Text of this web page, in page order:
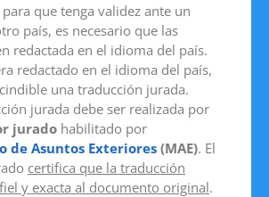
que tenga validez ante un
país, es necesario que las
redactada en el idioma del país.
redactado en el idioma del país,
una traducción jurada.
jurada debe ser realizada por
jurado habilitado por
de Asuntos Exteriores (MAE). El
certifica que la traducción
y exacta al documento original.